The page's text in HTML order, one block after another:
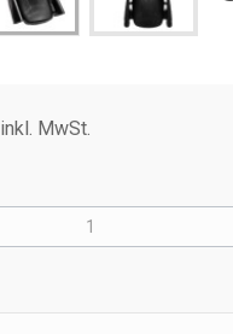
inkl. MwSt.